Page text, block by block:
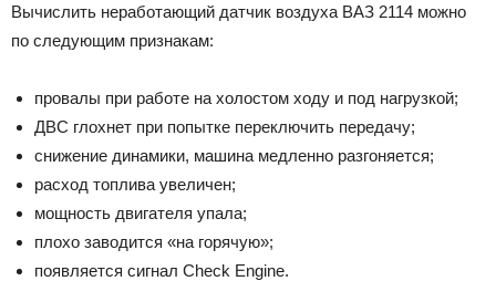
Вычислить неработающий датчик воздуха ВАЗ 2114 можно
по следующим признакам:
провалы при работе на холостом ходу и под нагрузкой;
ДВС глохнет при попытке переключить передачу;
снижение динамики, машина медленно разгоняется;
расход топлива увеличен;
мощность двигателя упала;
плохо заводится «на горячую»;
появляется сигнал Check Engine.